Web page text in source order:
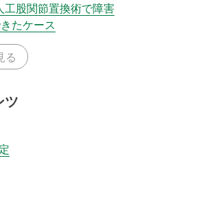
工股関節置換術で障害
たケース
る
ツ